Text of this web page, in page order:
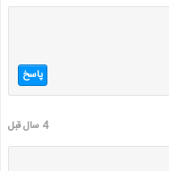
پاسخ
4 سال قبل